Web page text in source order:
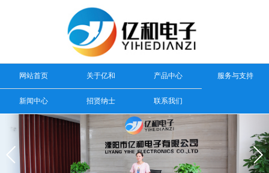
网站首页 关于亿和 产品中心 服务与支持
新闻中心 招贤纳士 联系我们